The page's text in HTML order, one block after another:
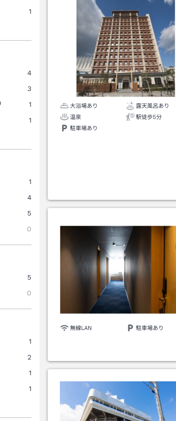
1
4
3
1
1
1
4
5
0
5
0
1
2
1
1
大浴場あり
露天風呂あり
温泉
駅徒歩5分
駐車場あり
無線LAN 駐車場あり